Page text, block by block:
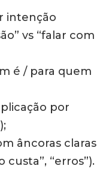
intenção
vs “falar com
é / para quem
por
âncoras claras
custa”, “erros”).